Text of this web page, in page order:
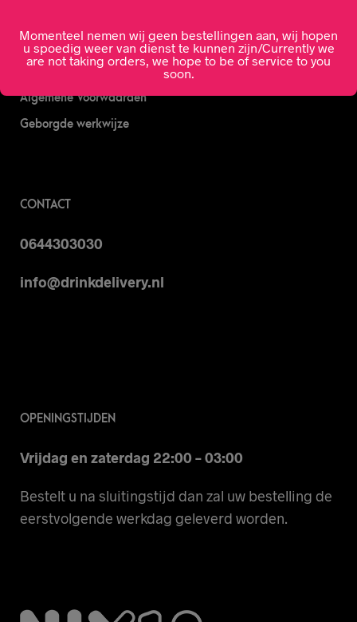
S’nachts drank bezorgen
Drank bestellen in Amsterdam
Algemene Voorwaarden
Geborgde werkwijze
CONTACT
0644303030
info@drinkdelivery.nl
OPENINGSTIJDEN
Vrijdag en zaterdag 22:00 – 03:00
Bestelt u na sluitingstijd dan zal uw bestelling de
eerstvolgende werkdag geleverd worden.
Momenteel nemen wij geen bestellingen aan, wij hopen
u spoedig weer van dienst te kunnen zijn/Currently we
are not taking orders, we hope to be of service to you
soon.